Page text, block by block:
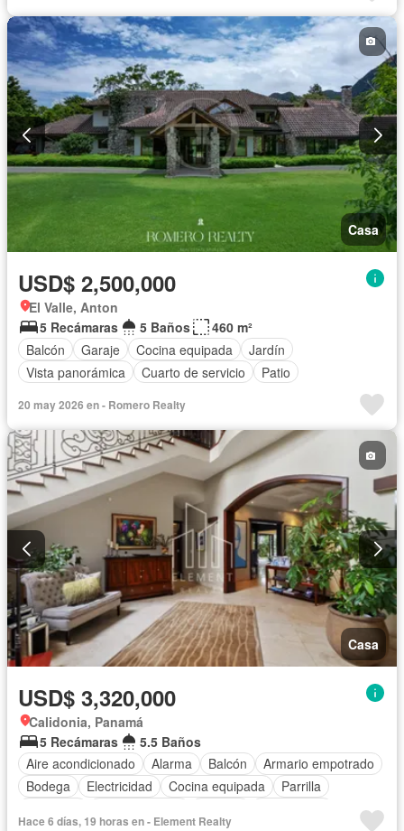
Casa
USD$ 2,500,000
El Valle, Anton
5 Recámaras
5 Baños
460 m²
Balcón
Garaje Cocina equipada
Jardín
Vista panorámica
Cuarto de servicio Patio
20 may 2026 en - Romero Realty
Casa
USD$ 3,320,000
Calidonia, Panamá
5 Recámaras
5.5 Baños
Aire acondicionado
Alarma Balcón
Armario empotrado
Bodega
Electricidad Cocina equipada
Parrilla
Hace 6 días, 19 horas en - Element Realty